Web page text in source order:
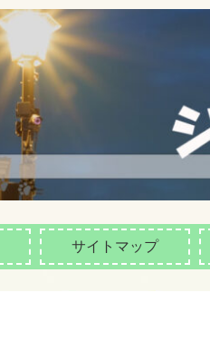
サイトマップ